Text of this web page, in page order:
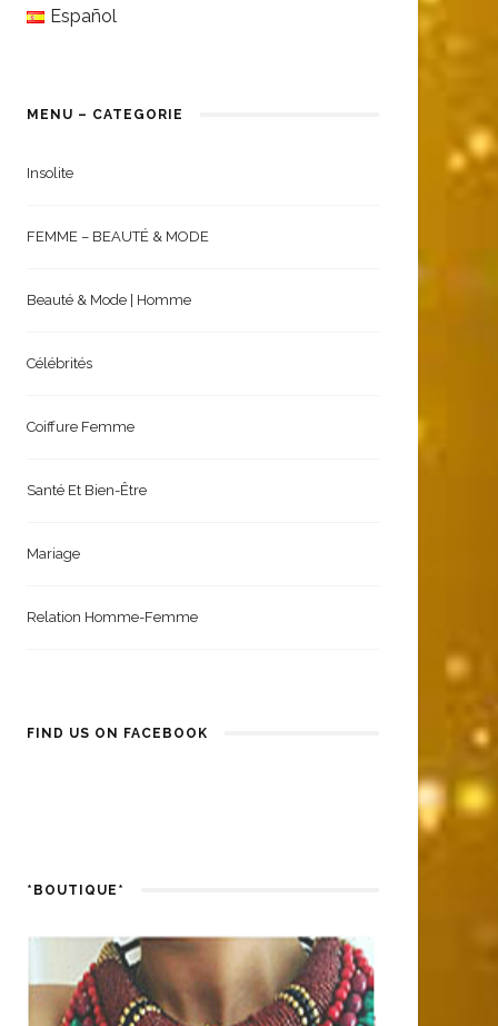
Español
MENU – CATEGORIE
Insolite
FEMME – BEAUTÉ & MODE
Beauté & Mode | Homme
Célébrités
Coiffure Femme
Santé Et Bien-Être
Mariage
Relation Homme-Femme
FIND US ON FACEBOOK
*BOUTIQUE*